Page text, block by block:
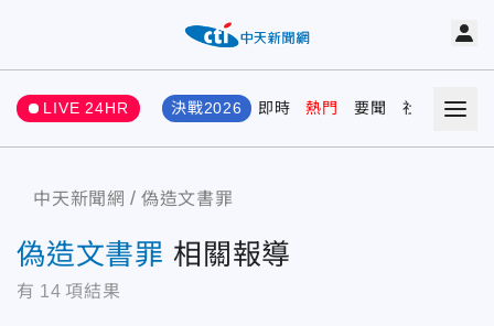
LIVE 24HR 決戰2026 即時 熱門 要聞 社會 娛樂
中天新聞網 偽造文書罪
偽造文書罪 相關報導
有 14 項結果